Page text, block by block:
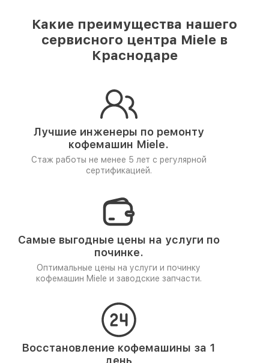
Какие преимущества нашего
сервисного центра Miele в
Краснодаре
Лучшие инженеры по ремонту
кофемашин Miele.
Стаж работы не менее 5 лет с регулярной
сертификацией.
Самые выгодные цены на услуги по
починке.
Оптимальные цены на услуги и починку
кофемашин Miele и заводские запчасти.
Восстановление кофемашины за 1
день